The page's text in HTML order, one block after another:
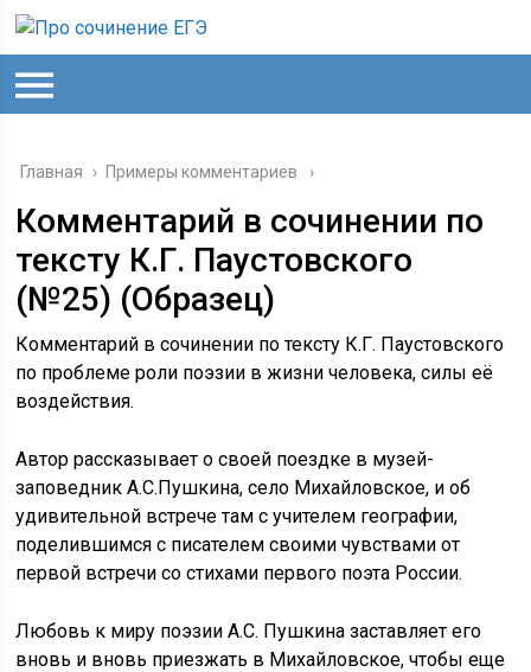
Главная › Примеры комментариев
Комментарий в сочинении по
тексту К.Г. Паустовского
(№25) (Образец)
Комментарий в сочинении по тексту К.Г. Паустовского
по проблеме роли поэзии в жизни человека, силы её
воздействия.
Автор рассказывает о своей поездке в музей-
заповедник А.С.Пушкина, село Михайловское, и об
удивительной встрече там с учителем географии,
поделившимся с писателем своими чувствами от
первой встречи со стихами первого поэта России.
Любовь к миру поэзии А.С. Пушкина заставляет его
вновь и вновь приезжать в Михайловское, чтобы еще